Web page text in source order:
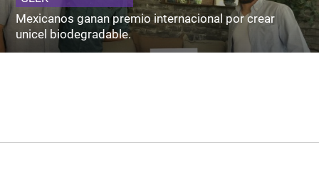
Mexicanos ganan premio internacional por crear
unicel biodegradable.